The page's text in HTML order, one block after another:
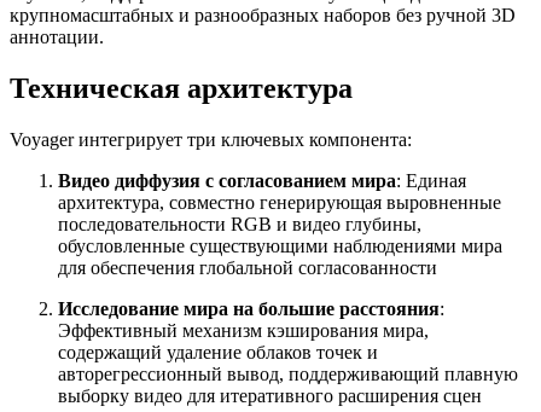
крупномасштабных и разнообразных наборов без ручной 3D
аннотации.
Техническая архитектура
Voyager интегрирует три ключевых компонента:
Видео диффузия с согласованием мира: Единая
архитектура, совместно генерирующая выровненные
последовательности RGB и видео глубины,
обусловленные существующими наблюдениями мира
для обеспечения глобальной согласованности
Исследование мира на большие расстояния:
Эффективный механизм кэширования мира,
содержащий удаление облаков точек и
авторегрессионный вывод, поддерживающий плавную
выборку видео для итеративного расширения сцен